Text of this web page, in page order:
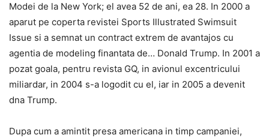
Modei de la New York; el avea 52 de ani, ea 28. In 2000 a
aparut pe coperta revistei Sports Illustrated Swimsuit
Issue si a semnat un contract extrem de avantajos cu
agentia de modeling finantata de… Donald Trump. In 2001 a
pozat goala, pentru revista GQ, in avionul excentricului
miliardar, in 2004 s-a logodit cu el, iar in 2005 a devenit
dna Trump.
Dupa cum a amintit presa americana in timp campaniei,